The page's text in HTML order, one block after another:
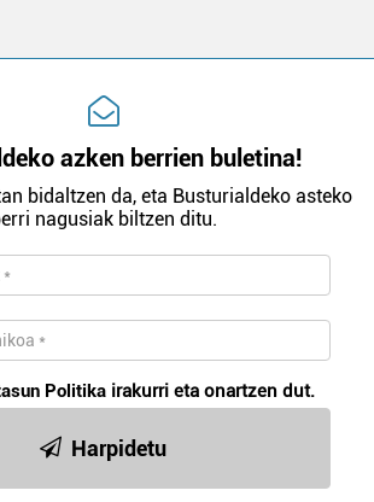
azken berrien buletina!
bidaltzen da, eta Busturialdeko asteko
nagusiak biltzen ditu.
Politika irakurri eta onartzen dut.
Harpidetu